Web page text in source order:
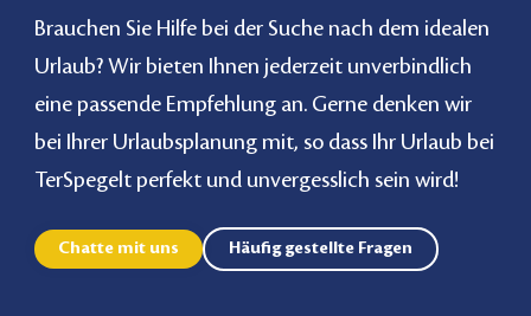
Brauchen Sie Hilfe bei der Suche nach dem idealen
Urlaub? Wir bieten Ihnen jederzeit unverbindlich
eine passende Empfehlung an. Gerne denken wir
bei Ihrer Urlaubsplanung mit, so dass Ihr Urlaub bei
TerSpegelt perfekt und unvergesslich sein wird!
Chatte mit uns Häufig gestellte Fragen